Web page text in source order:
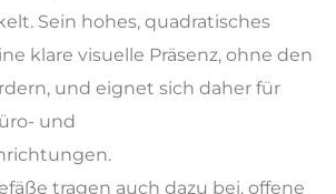
Sein hohes, quadratisches
klare visuelle Präsenz, ohne den
und eignet sich daher für
und
tragen auch dazu bei, offene